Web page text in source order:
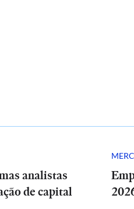
analistas
de capital